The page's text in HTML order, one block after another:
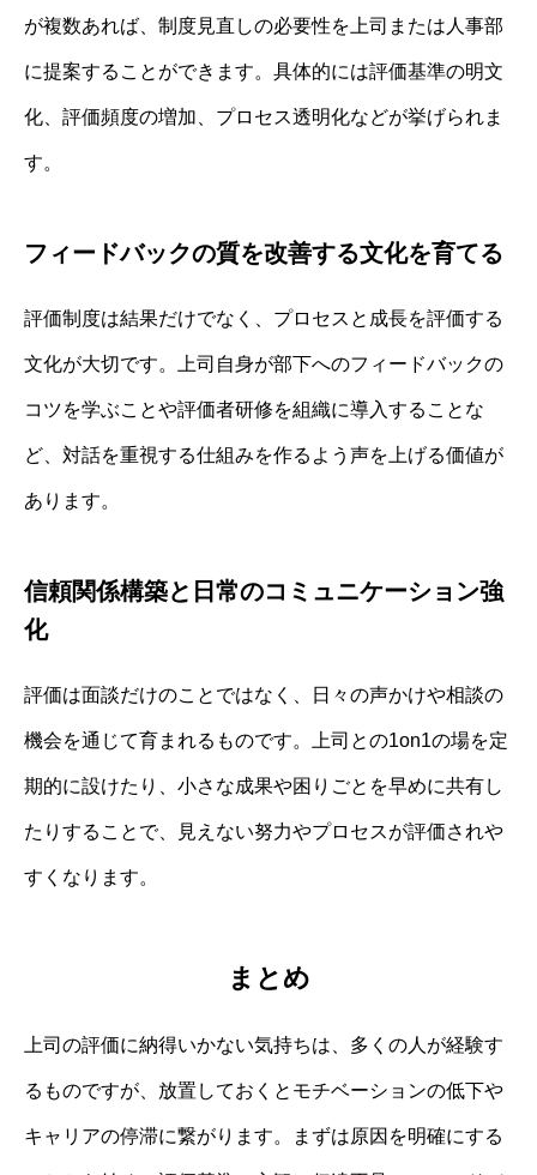
が複数あれば、制度見直しの必要性を上司または人事部
に提案することができます。具体的には評価基準の明文
化、評価頻度の増加、プロセス透明化などが挙げられま
す。
フィードバックの質を改善する文化を育てる
評価制度は結果だけでなく、プロセスと成長を評価する
文化が大切です。上司自身が部下へのフィードバックの
コツを学ぶことや評価者研修を組織に導入することな
ど、対話を重視する仕組みを作るよう声を上げる価値が
あります。
信頼関係構築と日常のコミュニケーション強
化
評価は面談だけのことではなく、日々の声かけや相談の
機会を通じて育まれるものです。上司との1on1の場を定
期的に設けたり、小さな成果や困りごとを早めに共有し
たりすることで、見えない努力やプロセスが評価されや
すくなります。
まとめ
上司の評価に納得いかない気持ちは、多くの人が経験す
るものですが、放置しておくとモチベーションの低下や
キャリアの停滞に繋がります。まずは原因を明確にする